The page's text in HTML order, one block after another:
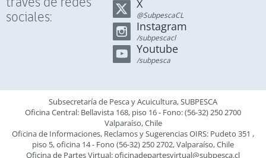
sociales:
X
@SubpescaCL
Instagram
/subpescacl
Youtube
/subpesca
Subsecretaría de Pesca y Acuicultura, SUBPESCA
Oficina Central: Bellavista 168, piso 16 - Fono: (56-32) 250 2700
Valparaíso, Chile
Oficina de Informaciones, Reclamos y Sugerencias OIRS: Pudeto 351 ,
piso 5, oficina 14 - Fono (56-32) 250 2702, Valparaíso, Chile
Oficina de Partes Virtual:oficinadepartesvirtual@subpesca.cl